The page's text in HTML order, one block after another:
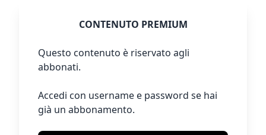
CONTENUTO PREMIUM
Questo contenuto è riservato agli
abbonati.
Accedi con username e password se hai
già un abbonamento.